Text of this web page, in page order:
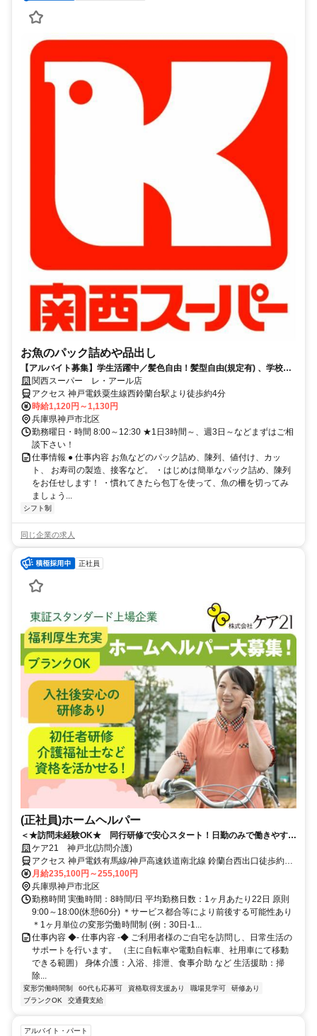
お魚のパック詰めや品出し
【アルバイト募集】学生活躍中／髪色自由！髪型自由(規定有) 、学校行
事などのシフト相談OK！
関西スーパー レ・アール店
アクセス 神戸電鉄粟生線西鈴蘭台駅より徒歩約4分
時給1,120円～1,130円
兵庫県神戸市北区
勤務曜日・時間 8:00～12:30 ★1日3時間～、週3日～などまずはご相
談下さい！
仕事情報 ● 仕事内容 お魚などのパック詰め、陳列、値付け、カッ
ト、 お寿司の製造、接客など。 ・はじめは簡単なパック詰め、陳列
をお任せします！ ・慣れてきたら包丁を使って、魚の柵を切ってみ
ましょう...
シフト制
同じ企業の求人
正社員
(正社員)ホームヘルパー
＜★訪問未経験OK★ 同行研修で安心スタート！日勤のみで働きやすい
♪＞定年制撤廃で長く働ける！東証スタンダード上場の安定基盤のもと、
賞与年2回・季節休暇7日など充実の待遇あり！
ケア21 神戸北(訪問介護)
アクセス 神戸電鉄有馬線/神戸高速鉄道南北線 鈴蘭台西出口徒歩約3
分、神戸電鉄粟生線/神戸高速鉄道南北線 鈴蘭台西出口徒歩約3分、神
戸電鉄粟生線/神戸高速鉄道南北線 鈴蘭台西口徒歩約14分 神戸電鉄各
線「鈴蘭台」駅から徒歩約3分
月給235,100円～255,100円
兵庫県神戸市北区
勤務時間 実働時間：8時間/日 平均勤務日数：1ヶ月あたり22日 原則
9:00～18:00(休憩60分) ＊サービス都合等により前後する可能性あり
＊1ヶ月単位の変形労働時間制 (例：30日-1...
仕事内容 ◆- 仕事内容 -◆ ご利用者様のご自宅を訪問し、日常生活の
サポートを行います。 （主に自転車や電動自転車、社用車にて移動
できる範囲） 身体介護：入浴、排泄、食事介助 など 生活援助：掃
除...
変形労働時間制 60代も応募可 資格取得支援あり 職場見学可
研修あり
ブランクOK
交通費支給
アルバイト・パート